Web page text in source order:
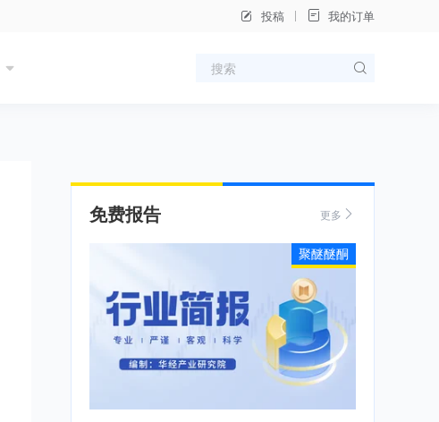
投稿 我的订单
免费报告 更多
聚醚醚酮